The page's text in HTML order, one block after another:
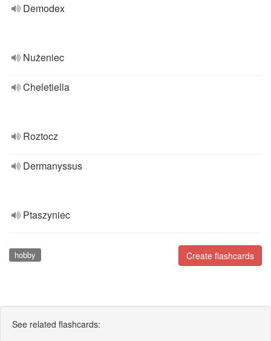
Demodex
Nużeniec
Cheletiella
Roztocz
Dermanyssus
Ptaszyniec
Create flashcards
hobby
See related flashcards: